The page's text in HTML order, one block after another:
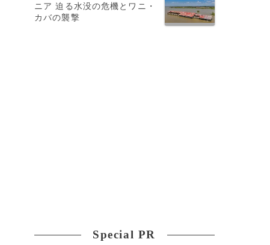
ニア 迫る水没の危機とワニ・
カバの襲撃
Special PR